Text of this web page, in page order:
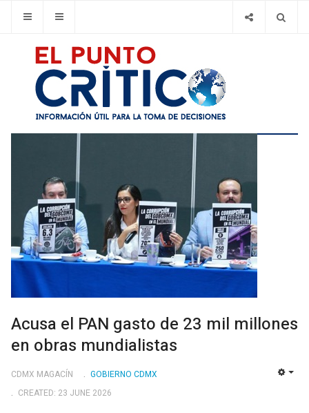
Acusa el PAN gasto de 23 mil millones
en obras mundialistas
CDMX MAGACÍN
GOBIERNO CDMX
CREATED: 23 JUNE 2026